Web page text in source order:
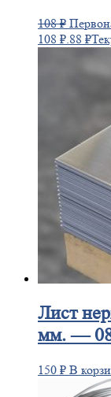
108₽
108 ₽. 88 ₽
Лист
мм. —
150 ₽ В